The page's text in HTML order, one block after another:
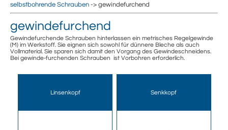
selbstbohrende Schrauben -> gewindefurchend
gewindefurchend
Gewindefurchende Schrauben hinterlassen ein metrisches Regelgewinde
(M) im Werkstoff. Sie eignen sich sowohl für dünnere Bleche als auch
Vollmaterial. Sie sparen sich damit den Vorgang des Gewindeschneidens.
Bei gewinde-furchenden Schrauben ist Vorbohren erforderlich.
Linsenkopf Senkkopf